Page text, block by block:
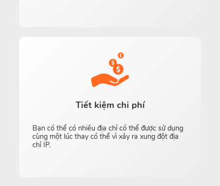
Tiết kiệm chi phí
Bạn có thể có nhiều địa chỉ có thể được sử dụng
cùng một lúc thay có thể vì xảy ra xung đột địa
chỉ IP.